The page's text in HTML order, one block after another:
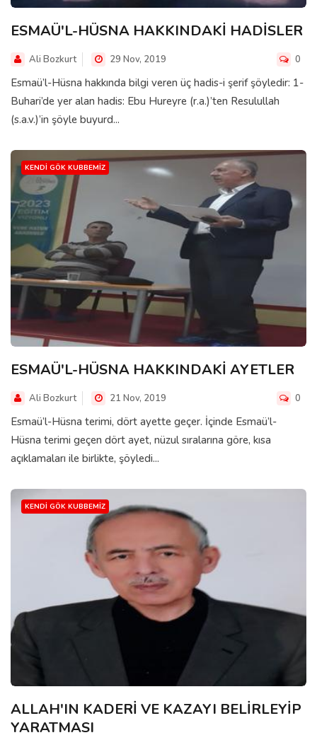
ESMAÜ'L-HÜSNA HAKKINDAKİ HADİSLER
Ali Bozkurt 29 Nov, 2019 0
Esmaü’l-Hüsna hakkında bilgi veren üç hadis-i şerif şöyledir: 1-
Buhari’de yer alan hadis: Ebu Hureyre (r.a.)’ten Resulullah
(s.a.v.)’in şöyle buyurd...
KENDI GÖK KUBBEMIZ
ESMAÜ'L-HÜSNA HAKKINDAKİ AYETLER
Ali Bozkurt 21 Nov, 2019 0
Esmaü’l-Hüsna terimi, dört ayette geçer. İçinde Esmaü’l-
Hüsna terimi geçen dört ayet, nüzul sıralarına göre, kısa
açıklamaları ile birlikte, şöyledi...
KENDI GÖK KUBBEMIZ
ALLAH'IN KADERİ VE KAZAYI BELİRLEYİP
YARATMASI